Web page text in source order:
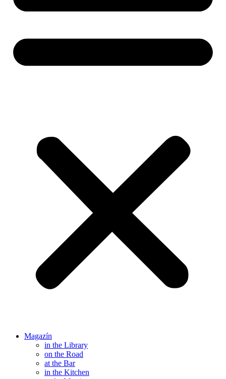
Magazín
in the Library
on the Road
at the Bar
in the Kitchen